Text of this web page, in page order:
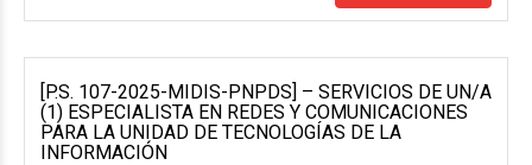
[P.S. 107-2025-MIDIS-PNPDS] – SERVICIOS DE UN/A
(1) ESPECIALISTA EN REDES Y COMUNICACIONES
PARA LA UNIDAD DE TECNOLOGÍAS DE LA
INFORMACIÓN